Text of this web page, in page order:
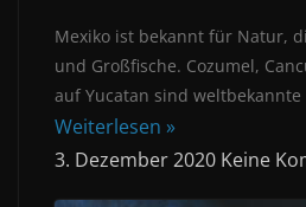
Mexiko ist bekannt für Natur,
und Großfische. Cozumel,
auf Yucatan sind weltbekannte
Weiterlesen »
3. Dezember 2020 Keine